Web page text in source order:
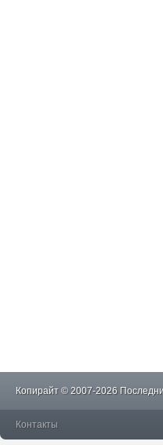
Копирайт © 2007-2026
Контакты